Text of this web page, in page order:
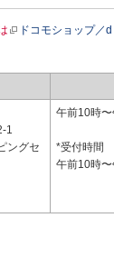
ドコモショップ／
1
ングセ
午前10時
*受付時間
午前10時